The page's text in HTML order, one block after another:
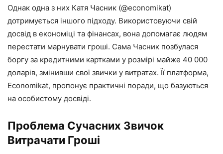
Однак одна з них Катя Часник (@economikat)
дотримується іншого підходу. Використовуючи свій
досвід в економіці та фінансах, вона допомагає людям
перестати марнувати гроші. Сама Часник позбулася
боргу за кредитними картками у розмірі майже 40 000
доларів, змінивши свої звички у витратах. Її платформа,
Economikat, пропонує практичні поради, що базуються
на особистому досвіді.
Проблема Сучасних Звичок
Витрачати Гроші